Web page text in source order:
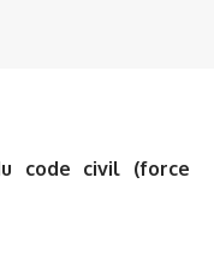
code civil (force